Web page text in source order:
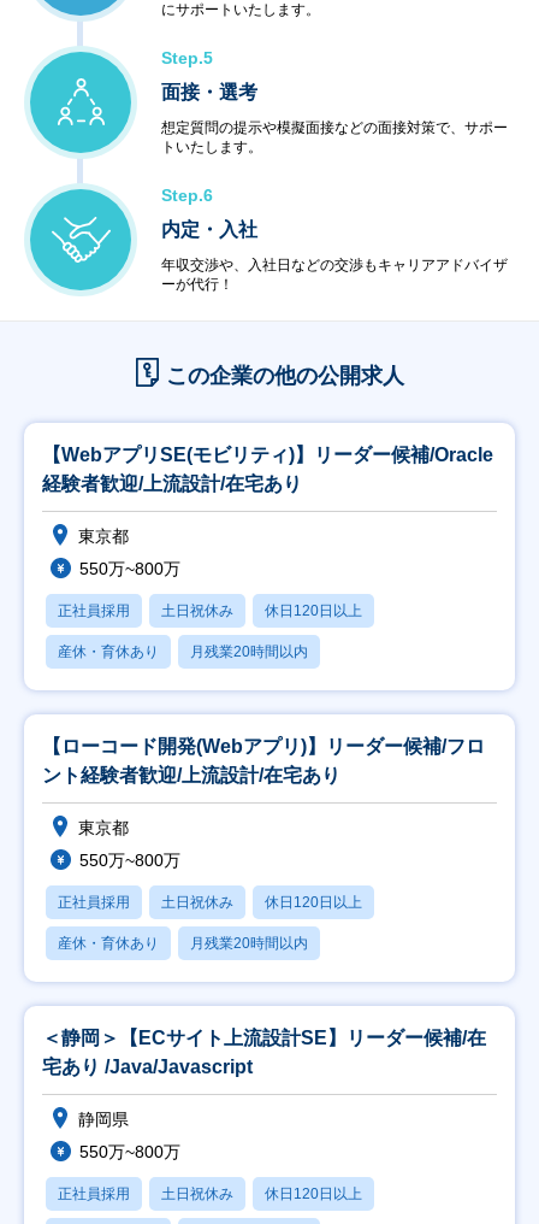
にサポートいたします。
Step.5
面接・選考
想定質問の提示や模擬面接などの面接対策で、サポー
トいたします。
Step.6
内定・入社
年収交渉や、入社日などの交渉もキャリアアドバイザ
ーが代行！
この企業の他の公開求人
【WebアプリSE(モビリティ)】リーダー候補/Oracle
経験者歓迎/上流設計/在宅あり
東京都
550万~800万
正社員採用 土日祝休み 休日120日以上
産休・育休あり 月残業20時間以内
【ローコード開発(Webアプリ)】リーダー候補/フロ
ント経験者歓迎/上流設計/在宅あり
東京都
550万~800万
正社員採用 土日祝休み 休日120日以上
産休・育休あり 月残業20時間以内
＜静岡＞【ECサイト上流設計SE】リーダー候補/在
宅あり /Java/Javascript
静岡県
550万~800万
正社員採用 土日祝休み 休日120日以上